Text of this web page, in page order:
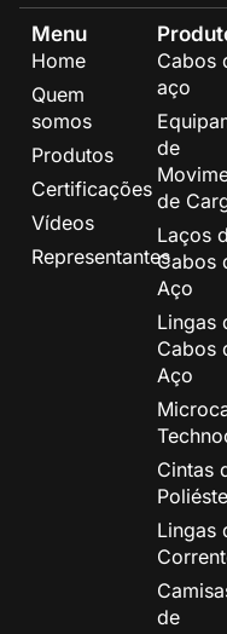
Menu
Home
Quem
somos
Produtos
Certificações
Vídeos
Representantes
Cabos
aço
de
de
Laços
Cabos
Aço
Lingas
Cabos
Aço
Cintas
Lingas
de